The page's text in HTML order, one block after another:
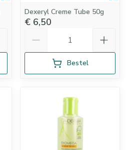
Dexeryl Creme Tube 50g
€ 6,50
Bestel